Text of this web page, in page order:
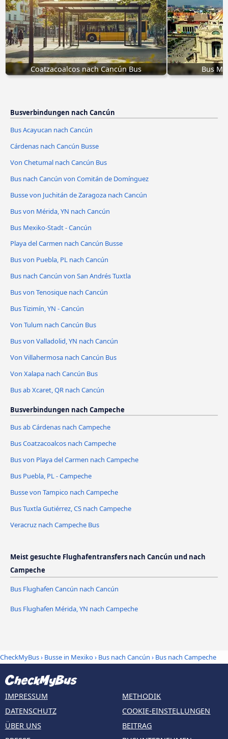
Coatzacoalcos nach Cancún Bus Bus
Busverbindungen nach Cancún
Bus Acayucan nach Cancún
Cárdenas nach Cancún Busse
Von Chetumal nach Cancún Bus
Bus nach Cancún von Comitán de Domínguez
Busse von Juchitán de Zaragoza nach Cancún
Bus von Mérida, YN nach Cancún
Bus Mexiko-Stadt - Cancún
Playa del Carmen nach Cancún Busse
Bus von Puebla, PL nach Cancún
Bus nach Cancún von San Andrés Tuxtla
Bus von Tenosique nach Cancún
Bus Tizimín, YN - Cancún
Von Tulum nach Cancún Bus
Bus von Valladolid, YN nach Cancún
Von Villahermosa nach Cancún Bus
Von Xalapa nach Cancún Bus
Bus ab Xcaret, QR nach Cancún
Busverbindungen nach Campeche
Bus ab Cárdenas nach Campeche
Bus Coatzacoalcos nach Campeche
Bus von Playa del Carmen nach Campeche
Bus Puebla, PL - Campeche
Busse von Tampico nach Campeche
Bus Tuxtla Gutiérrez, CS nach Campeche
Veracruz nach Campeche Bus
Meist gesuchte Flughafentransfers nach Cancún und nach
Campeche
Bus Flughafen Cancún nach Cancún
Bus Flughafen Mérida, YN nach Campeche
CheckMyBus› Busse in Mexiko› Bus nach Cancún › Bus nach Campeche
IMPRESSUM
DATENSCHUTZ
ÜBER UNS
METHODIK
COOKIE-EINSTELLUNGEN
BEITRAG